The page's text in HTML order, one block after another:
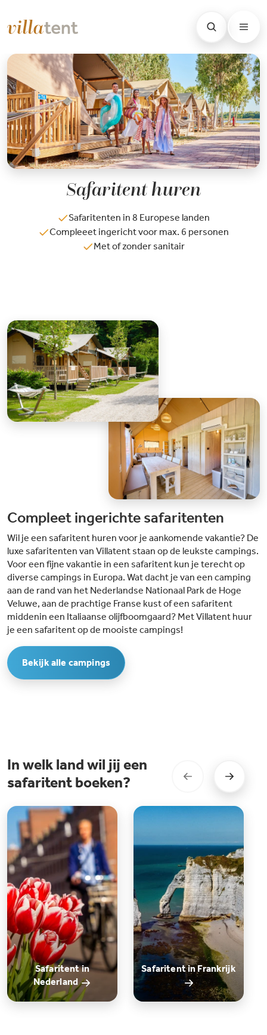
Safaritent huren
Safaritenten in 8 Europese landen
Compleeet ingericht voor max. 6 personen
Met of zonder sanitair
Compleet ingerichte safaritenten
Wil je een safaritent huren voor je aankomende vakantie? De
luxe safaritenten van Villatent staan op de leukste campings.
Voor een fijne vakantie in een safaritent kun je terecht op
diverse campings in Europa. Wat dacht je van een camping
aan de rand van het Nederlandse Nationaal Park de Hoge
Veluwe, aan de prachtige Franse kust of een safaritent
middenin een Italiaanse olijfboomgaard? Met Villatent huur
je een safaritent op de mooiste campings!
Bekijk alle campings
In welk land wil jij een
safaritent boeken?
Safaritent in
Nederland
Safaritent in Frankrijk